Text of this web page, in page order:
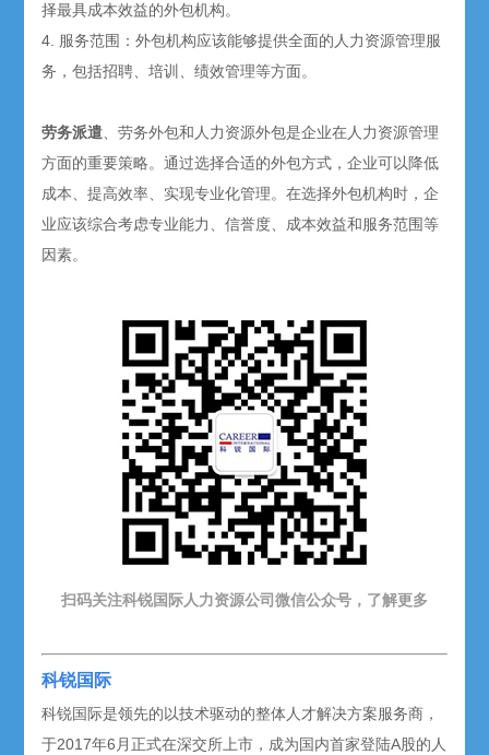
择最具成本效益的外包机构。
4. 服务范围：外包机构应该能够提供全面的人力资源管理服
务，包括招聘、培训、绩效管理等方面。
劳务派遣、劳务外包和人力资源外包是企业在人力资源管理
方面的重要策略。通过选择合适的外包方式，企业可以降低
成本、提高效率、实现专业化管理。在选择外包机构时，企
业应该综合考虑专业能力、信誉度、成本效益和服务范围等
因素。
扫码关注科锐国际人力资源公司微信公众号，了解更多
科锐国际
科锐国际是领先的以技术驱动的整体人才解决方案服务商，
于2017年6月正式在深交所上市，成为国内首家登陆A股的人